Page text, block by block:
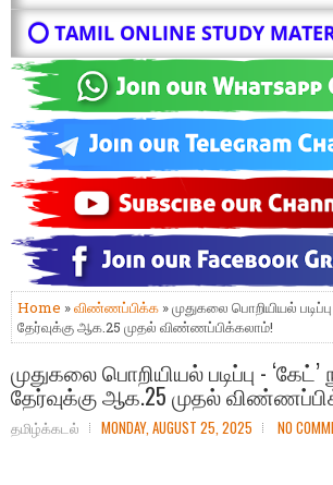
⭕ TAMIL ONLINE STUDY
Home »விண்ணப்பிக்க » முதுகலை பொறியியல்
தேர்வுக்கு ஆக.25 முதல் விண்ணப்பிக்கலாம்!
முதுகலை பொறியியல் படிப்பு - ‘கேட்’
தேர்வுக்கு ஆக.25 முதல்
தமிழ்க்கடல் MONDAY, AUGUST 25, 2025 NO